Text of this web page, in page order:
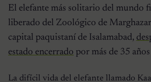
El elefante más solitario del mundo
liberado del Zoológico de
capital paquistaní de Isalamabad,
estado encerrado por más de 35
La difícil vida del elefante llamado